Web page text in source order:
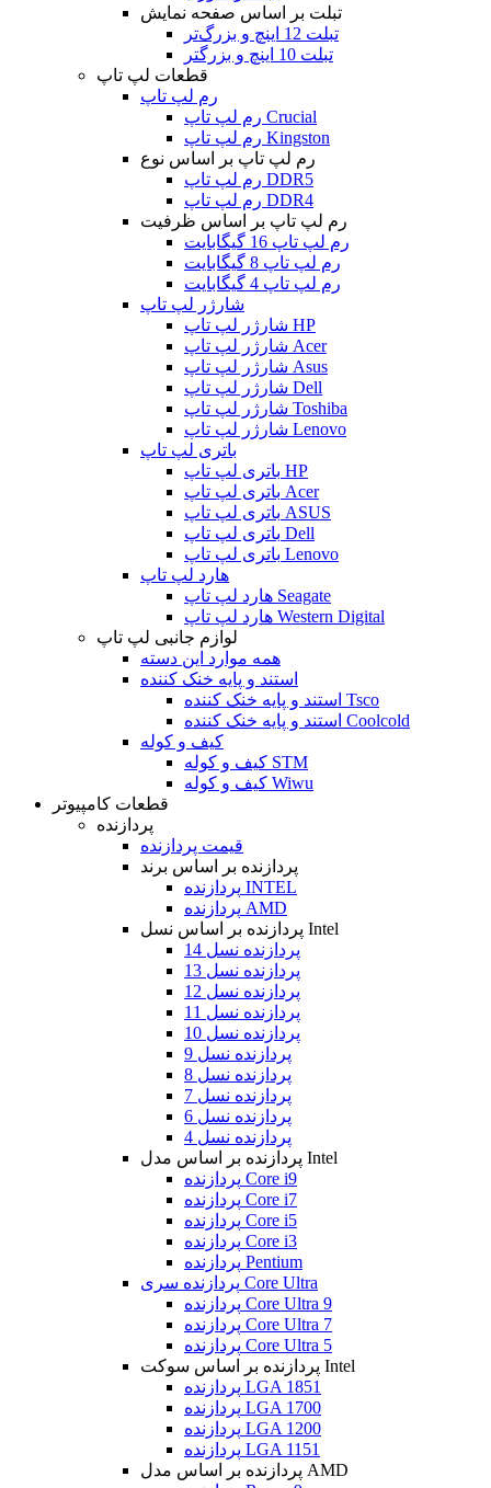
تبلت بر اساس صفحه نمایش
تبلت 12 اینچ و بزرگ‌تر
تبلت 10 اینچ و بزرگتر
قطعات لپ تاپ
رم لپ تاپ
رم لپ تاپ Crucial
رم لپ تاپ Kingston
رم لپ تاپ بر اساس نوع
رم لپ تاپ DDR5
رم لپ تاپ DDR4
رم لپ تاپ بر اساس ظرفیت
رم لپ تاپ 16 گیگابایت
رم لپ تاپ 8 گیگابایت
رم لپ تاپ 4 گیگابایت
شارژر لپ تاپ
شارژر لپ تاپ HP
شارژر لپ تاپ Acer
شارژر لپ تاپ Asus
شارژر لپ تاپ Dell
شارژر لپ تاپ Toshiba
شارژر لپ تاپ Lenovo
باتری لپ تاپ
باتری لپ تاپ HP
باتری لپ تاپ Acer
باتری لپ تاپ ASUS
باتری لپ تاپ Dell
باتری لپ تاپ Lenovo
هارد لپ تاپ
هارد لپ تاپ Seagate
هارد لپ تاپ Western Digital
لوازم جانبی لپ تاپ
همه موارد این دسته
استند و پایه خنک کننده
استند و پایه خنک کننده Tsco
استند و پایه خنک کننده Coolcold
کیف و کوله
کیف و کوله STM
کیف و کوله Wiwu
قطعات کامپیوتر
پردازنده
قیمت پردازنده
پردازنده بر اساس برند
پردازنده INTEL
پردازنده AMD
پردازنده بر اساس نسل Intel
پردازنده نسل 14
پردازنده نسل 13
پردازنده نسل 12
پردازنده نسل 11
پردازنده نسل 10
پردازنده نسل 9
پردازنده نسل 8
پردازنده نسل 7
پردازنده نسل 6
پردازنده نسل 4
پردازنده بر اساس مدل Intel
پردازنده Core i9
پردازنده Core i7
پردازنده Core i5
پردازنده Core i3
پردازنده Pentium
پردازنده سری Core Ultra
پردازنده Core Ultra 9
پردازنده Core Ultra 7
پردازنده Core Ultra 5
پردازنده بر اساس سوکت Intel
پردازنده LGA 1851
پردازنده LGA 1700
پردازنده LGA 1200
پردازنده LGA 1151
پردازنده بر اساس مدل AMD